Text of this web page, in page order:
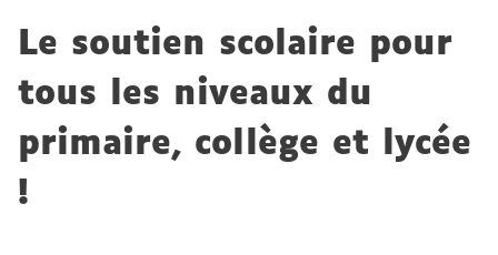
Le soutien scolaire pour
tous les niveaux du
primaire, collège et lycée
!